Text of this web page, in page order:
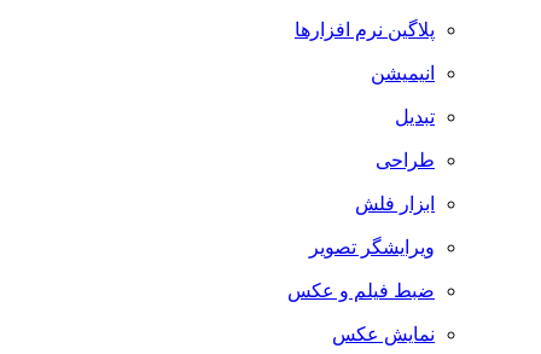
پلاگین نرم افزارها
انیمیشن
تبدیل
طراحی
ابزار فلش
ویرایشگر تصویر
ضبط فيلم و عكس
نمایش عکس